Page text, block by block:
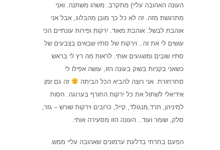
העונה האהובה עליי) מתקרב. משהו משתנה. ואני
מתרגשת מזה. זה לא כל כך מובן מהבלוג, אבל אני
אוהבת לבשל. אוהבת מאוד. ירקות ופירות עונתיים הכי
עושים לי את זה.. וירקות של סתיו שבאים בצבעים של
סתיו שובים ומשגעים אותי. לראות מה רץ לי בראש
כשאני בקניות בשוק בעונה הזו, עושה אפילו לי
סחרחורת. אני רוצה להביא הכל הביתה
זה גם זמן
אידיאלי לשתול את כל ירקות החורף בערוגה. חסות
למיניהן, תרד,מנגולד, קייל, כרובים וירקות שורש – גזר,
סלק, שומר ועוד.. העונה הזו מסעירה אותי.
הפעם בחרתי בדלעת ערמונים שאהובה עליי ממש.